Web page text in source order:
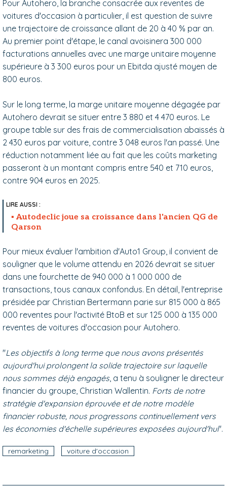
Pour Autohero, la branche consacrée aux reventes de
voitures d'occasion à particulier, il est question de suivre
une trajectoire de croissance allant de 20 à 40 % par an.
Au premier point d'étape, le canal avoisinera 300 000
facturations annuelles avec une marge unitaire moyenne
supérieure à 3 300 euros pour un Ebitda ajusté moyen de
800 euros.
Sur le long terme, la marge unitaire moyenne dégagée par
Autohero devrait se situer entre 3 880 et 4 470 euros. Le
groupe table sur des frais de commercialisation abaissés à
2 430 euros par voiture, contre 3 048 euros l'an passé. Une
réduction notamment liée au fait que les coûts marketing
passeront à un montant compris entre 540 et 710 euros,
contre 904 euros en 2025.
Autodeclic joue sa croissance dans l'ancien QG de
Qarson
Pour mieux évaluer l'ambition d'Auto1 Group, il convient de
souligner que le volume attendu en 2026 devrait se situer
dans une fourchette de 940 000 à 1 000 000 de
transactions, tous canaux confondus. En détail, l'entreprise
présidée par Christian Bertermann parie sur 815 000 à 865
000 reventes pour l'activité BtoB et sur 125 000 à 135 000
reventes de voitures d'occasion pour Autohero.
"Les objectifs à long terme que nous avons présentés
aujourd'hui prolongent la solide trajectoire sur laquelle
nous sommes déjà engagés, a tenu à souligner le directeur
financier du groupe, Christian Wallentin. Forts de notre
stratégie d'expansion éprouvée et de notre modèle
financier robuste, nous progressons continuellement vers
les économies d'échelle supérieures exposées aujourd'hui".
remarketing voiture d'occasion